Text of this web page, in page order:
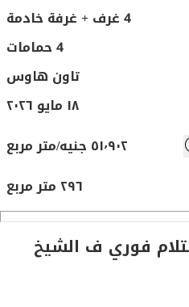
4 غرف + غرفة خادمة
4 حمامات
تاون هاوس
١٨ مايو ٢٠٢٦
٥١٬٩٠٢ جنيه/متر مربع
٢٩٦ متر مربع
فوري ف الشيخ